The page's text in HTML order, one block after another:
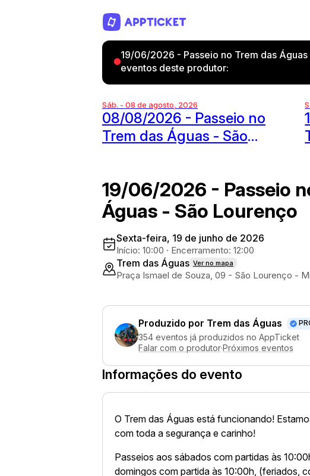
19/06/2026 - Passeio no Trem das
eventos deste produtor:
Sáb. - 08 de agosto, 2026
08/08/2026 - Passeio no
Trem das Águas - São
19/06/2026 - Passeio
Águas - São Lourenço
Sexta-feira, 19 de junho de 2026
Início: 10:00 · Encerramento: 12:00
Trem das Águas Ver no mapa
Praça Ismael de Souza, 09 - São Lourenço -
Produzido por Trem das Águas
354 eventos já produzidos no AppTicket
Falar com o produtor·Próximos eventos
Informações do evento
O Trem das Águas está funcionando!
com toda a segurança e carinho!
Passeios aos sábados com partidas às
domingos com partida às 10:00h, (feriados,